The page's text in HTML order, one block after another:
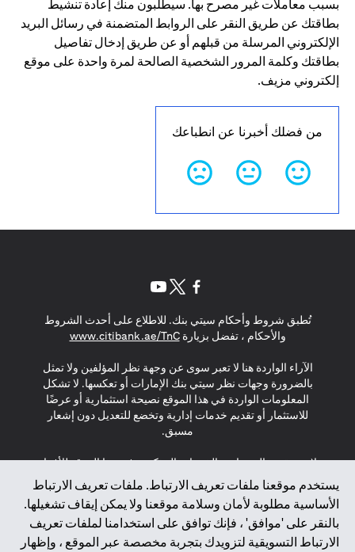
بسبب معاملات غير مصرح بها. سيطلبون منك إعادة تنشيط
بطاقتك عن طريق النقر على الروابط المتضمنة في رسائل البريد
الإلكتروني المرسلة من قبلهم أو عن طريق إدخال تفاصيل
بطاقتك وكلمة المرور الشخصية الصالحة لمرة واحدة على موقع
إلكتروني مزيف.
من فضلك أخبرنا عن انطباعك
يستخدم موقعنا ملفات تعريف الارتباط. ملفات تعريف الارتباط
الأساسية مطلوبة لأمان وسلامة موقعنا ولا يمكن إيقاف تشغيلها.
بالنقر على 'موافق' ، فإنك توافق على استخدامنا لملفات تعريف
الارتباط التسويقية لتزويدك بتجربة مخصصة عبر الموقع ، وإظهار
تُطبق شروط وأحكام سيتي بنك. للاطلاع على أحدث الشروط
والأحكام ، تفضل بزيارةwww.citibank.ae/TnC
(opens in a new tab)
الآراء الواردة هنا لا تعبر سوى عن وجهة نظر المؤلفين ولا تمثل
بالضرورة وجهات نظر سيتي بنك الإمارات أو تعكسها. لا تشكل
المعلومات الواردة في هذا الموقع نصيحة استثمارية أو عرضًا
للاستثمار أو تقديم خدمات إدارية وتخضع للتعديل دون إشعار
مسبق.
لا يتم تقديم المنتجات والخدمات المذكورة في هذا الموقع للأفراد
المقيمين في الاتحاد الأوروبي أو المنطقة الاقتصادية الأوروبية أو
سويسرا أو غيرنسي أو جيرسي أو موناكو أو سان مارينو أو
الفاتيكان أو جزيرة مان أو المملكة المتحدة أو خصوصية البيانات
(لائحة حماية البيانات العامة \ قانون حماية البيانات الشخصية
العامة \ قانون خصوصية نيوزيلندا). المحتوى الموجود في هذه